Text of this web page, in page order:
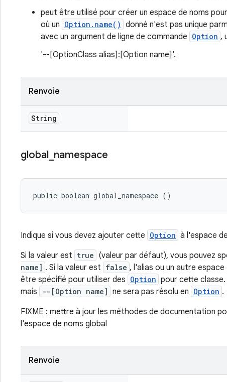
peut être utilisé pour créer un espace de noms
où un Option.name() donné n'est pas unique
avec un argument de ligne de commande Option ,
'--[OptionClass alias]:[Option name]'.
Renvoie
String
global namespace
public boolean global_namespace ()
Indique si vous devez ajouter cette Option à l'espace
Si la valeur est true (valeur par défaut), vous pouvez
name] . Si la valeur est false , l'alias ou un autre
être spécifié pour utiliser des Option pour cette classe.
mais
--[Option name] ne sera pas résolu en Option .
FIXME : mettre à jour les méthodes de documentation
l'espace de noms global
Renvoie